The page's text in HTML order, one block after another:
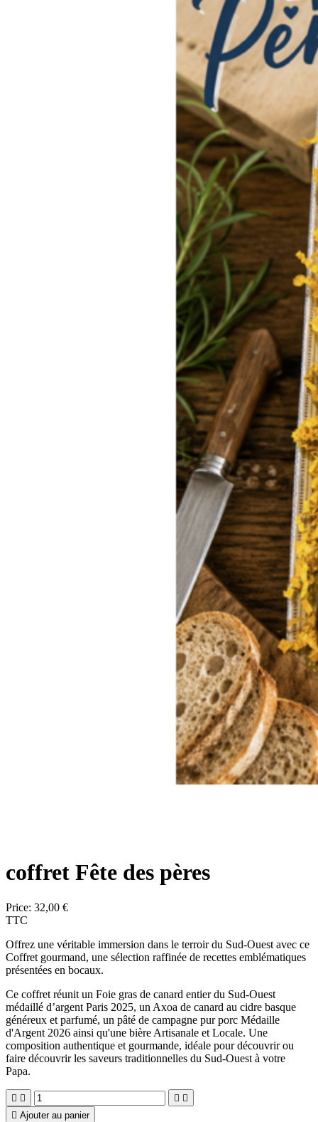
coffret Fête des pères
Price: 32,00 €
TTC
Offrez une véritable immersion dans le terroir du Sud-Ouest avec ce
Coffret gourmand, une sélection raffinée de recettes emblématiques
présentées en bocaux.
Ce coffret réunit un Foie gras de canard entier du Sud-Ouest
médaillé d’argent Paris 2025, un Axoa de canard au cidre basque
généreux et parfumé, un pâté de campagne pur porc Médaille
d'Argent 2026 ainsi qu'une bière Artisanale et Locale. Une
composition authentique et gourmande, idéale pour découvrir ou
faire découvrir les saveurs traditionnelles du Sud-Ouest à votre
Papa.
   
 Ajouter au panier